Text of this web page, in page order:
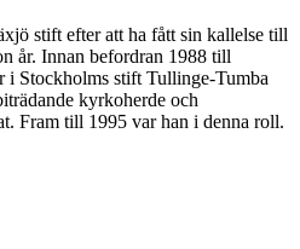
stift efter att ha fått sin kallelse till
år. Innan befordran 1988 till
i Stockholms stift Tullinge-Tumba
kyrkoherde och
Fram till 1995 var han i denna roll.